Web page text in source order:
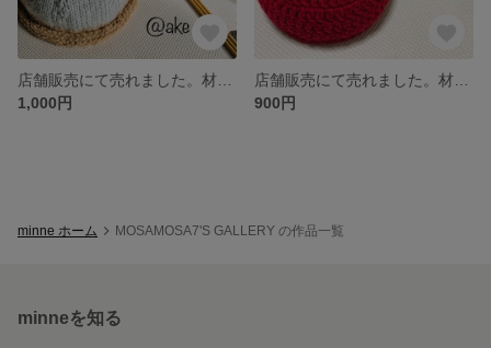
1,000円
900円
minne ホーム MOSAMOSA7'S GALLERY の作品一覧
minneを知る